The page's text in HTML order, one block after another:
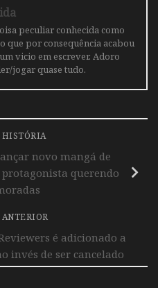
peculiar conhecida como
que por consequência acabou
vicio em escrever. Adoro
jogar quase tudo.
HISTÓRIA
novo mangá de
querendo
é adicionado a
invés de ser cancelado